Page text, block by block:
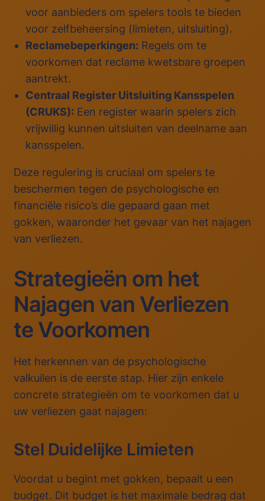
voor aanbieders om spelers tools te bieden
voor zelfbeheersing (limieten, uitsluiting).
Reclamebeperkingen: Regels om te
voorkomen dat reclame kwetsbare groepen
aantrekt.
Centraal Register Uitsluiting Kansspelen
(CRUKS): Een register waarin spelers zich
vrijwillig kunnen uitsluiten van deelname aan
kansspelen.
Deze regulering is cruciaal om spelers te
beschermen tegen de psychologische en
financiële risico’s die gepaard gaan met
gokken, waaronder het gevaar van het najagen
van verliezen.
Strategieën om het
Najagen van Verliezen
te Voorkomen
Het herkennen van de psychologische
valkuilen is de eerste stap. Hier zijn enkele
concrete strategieën om te voorkomen dat u
uw verliezen gaat najagen:
Stel Duidelijke Limieten
Voordat u begint met gokken, bepaalt u een
budget. Dit budget is het maximale bedrag dat